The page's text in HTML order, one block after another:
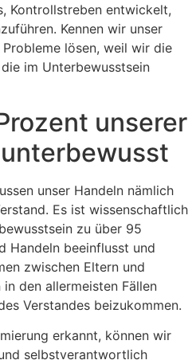
Kontrollstreben entwickelt,
Kennen wir unser
lösen, weil wir die
im Unterbewusstsein
unserer
unser Handeln nämlich
Es ist wissenschaftlich
zu über 95
Handeln beeinflusst und
zwischen Eltern und
den allermeisten Fällen
Verstandes beizukommen.
erkannt, können wir
selbstverantwortlich